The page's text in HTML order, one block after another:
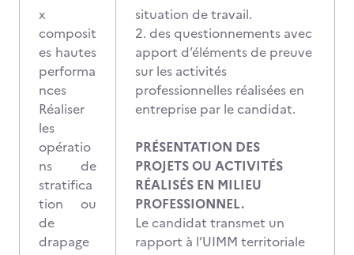
x
composit
es hautes
performa
nces
Réaliser
les
opératio
ns de
stratifica
tion ou
de
drapage
situation de travail.
2. des questionnements avec
apport d’éléments de preuve
sur les activités
professionnelles réalisées en
entreprise par le candidat.
PRÉSENTATION DES
PROJETS OU ACTIVITÉS
RÉALISÉS EN MILIEU
PROFESSIONNEL.
Le candidat transmet un
rapport à l’UIMM territoriale